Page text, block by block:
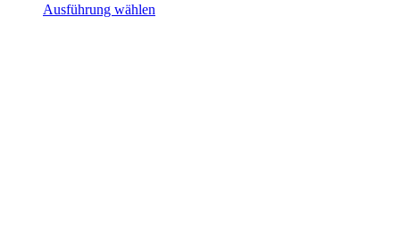
Ausführung wählen